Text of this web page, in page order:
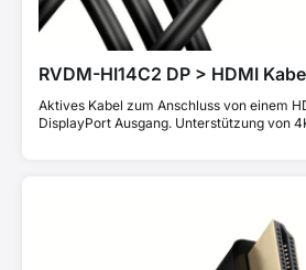
RVDM-HI14C2 DP > HDMI
Aktives Kabel zum Anschluss von einem
DisplayPort Ausgang. Unterstützung von